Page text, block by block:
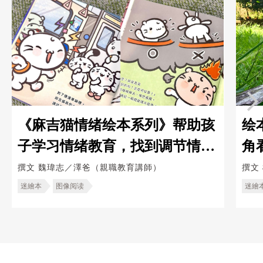
《麻吉猫情绪绘本系列》帮助孩
子学习情绪教育，找到调节情绪
的方法
撰文 魏瑋志／澤爸（親職教育講師）
迷繪本 图像阅读
绘
角
撰文
迷繪